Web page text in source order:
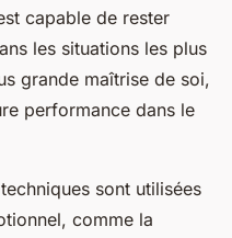
capable de rester
les situations les plus
grande maîtrise de soi,
performance dans le
sont utilisées
comme la